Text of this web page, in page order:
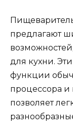
предлагают
для кухни.
функции
процессора и
позволяет